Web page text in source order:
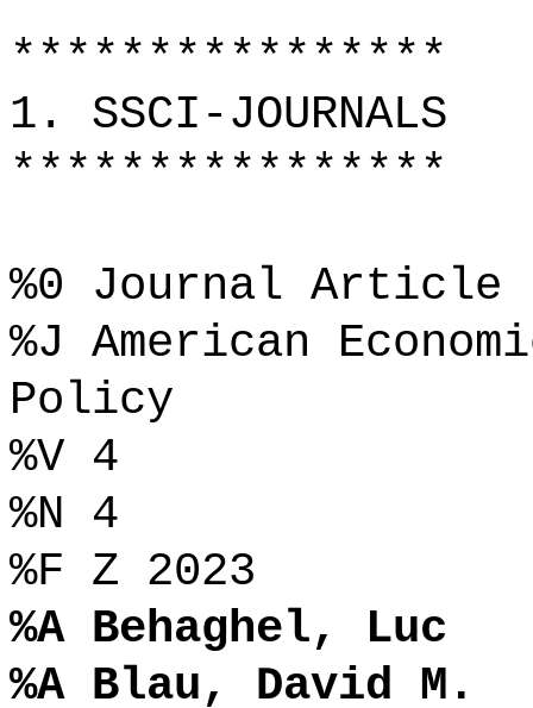
****************
1. SSCI-JOURNALS
****************
%0 Journal Article
%J American
Policy
%V 4
%N 4
%F Z 2023
%A Behaghel, Luc
%A Blau, David M.